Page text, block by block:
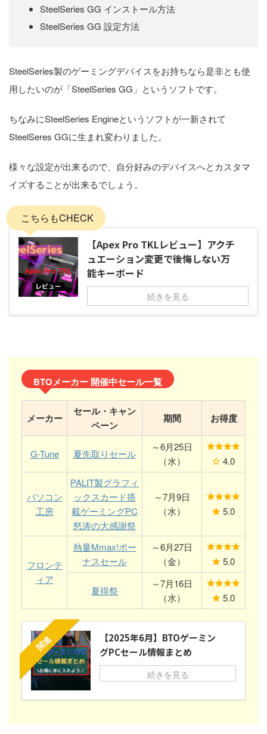
SteelSeries GG インストール方法
SteelSeries GG 設定方法
SteelSeries製のゲーミングデバイスをお持ちなら是非とも使
用したいのが「SteelSeries GG」というソフトです。
ちなみにSteelSeries Engineというソフトが一新されて
SteelSeres GGに生まれ変わりました。
様々な設定が出来るので、自分好みのデバイスへとカスタマ
イズすることが出来るでしょう。
こちらもCHECK
【Apex Pro TKLレビュー】アクチ
ュエーション変更で後悔しない万
能キーボード
続きを見る
BTOメーカー 開催中セール一覧
メーカー
セール・キャン
ペーン
期間 お得度
G-Tune 夏先取りセール
～6月25日
（水）
4.0
パソコン
工房
PALIT製グラフィ
ックスカード搭
載ゲーミングPC
怒涛の大感謝祭
～7月9日
（水）
5.0
フロンテ
ィア
熱量Mmax!ボー
ナスセール
～6月27日
（金）
5.0
夏得祭
～7月16日
（水）
5.0
関連
【2025年6月】BTOゲーミン
グPCセール情報まとめ
続きを見る